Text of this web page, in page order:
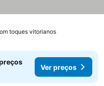
toques vitorianosVer preços
Ver preços